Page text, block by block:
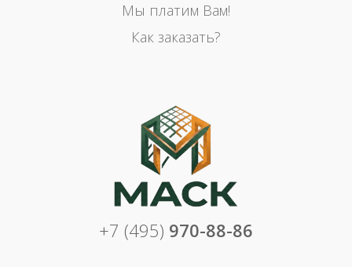
Мы платим Вам!
Как заказать?
+7 (495) 970-88-86